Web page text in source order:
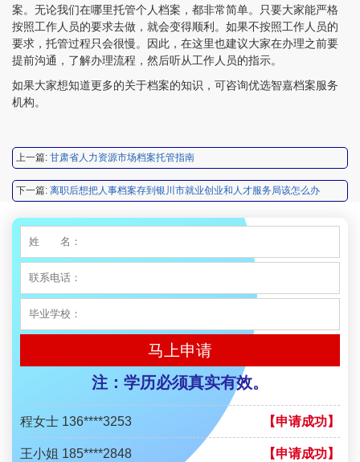
案。无论我们在哪里托管个人档案，都非常简单。只要大家能严格
按照工作人员的要求去做，就会变得顺利。如果不按照工作人员的
要求，托管过程只会很慢。因此，在这里也建议大家在办理之前要
提前沟通，了解办理流程，然后听从工作人员的指示。
如果大家想知道更多的关于档案的知识，可咨询优选智嘉档案服务
机构。
上一篇: 甘肃省人力资源市场档案托管指南
下一篇: 离职后想把人事档案存到银川市就业创业和人才服务局该怎么办
马上申请
注：学历必须真实有效。
程女士 134****3518 【申请成功】
王小姐 181****2354 【申请成功】
陈先生 158****3306
程女士 136****3253
王小姐 185****2848 【申请成功】
陈先生 189****1098 【申请成功】
李先生 135****3338 【申请成功】
程女士 134****3518 【申请成功】
王小姐 181****2354
李先生 137****1923
程女士 136****3253 【申请成功】
王小姐 185****2848 【申请成功】